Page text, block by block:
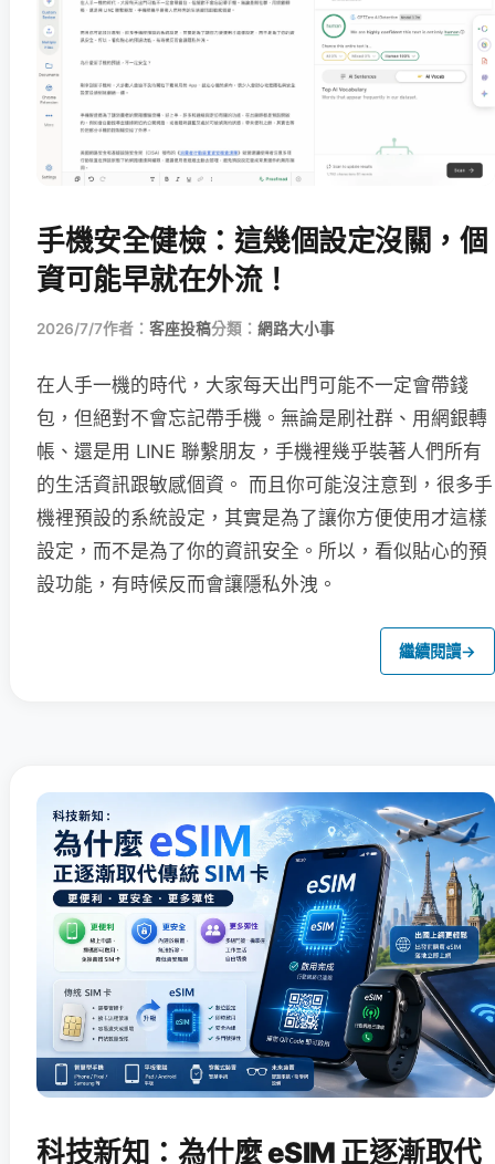
手機安全健檢：這幾個設定沒關，個
資可能早就在外流！
2026/7/7作者： 客座投稿分類： 網路大小事
在人手一機的時代，大家每天出門可能不一定會帶錢
包，但絕對不會忘記帶手機。無論是刷社群、用網銀轉
帳、還是用 LINE 聯繫朋友，手機裡幾乎裝著人們所有
的生活資訊跟敏感個資。 而且你可能沒注意到，很多手
機裡預設的系統設定，其實是為了讓你方便使用才這樣
設定，而不是為了你的資訊安全。所以，看似貼心的預
設功能，有時候反而會讓隱私外洩。
繼續閱讀→
科技新知：為什麼 eSIM 正逐漸取代